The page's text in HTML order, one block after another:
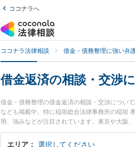
ココナラへ
ココナラ法律相談 借金・債務整理に強い弁
借金返済の相談・交渉
借金・債務整理の借金返済の相談・交渉につい
なども掲載中。特に稲垣総合法律事務所の稲垣
用、強みなどが注目されています。東京や大阪
ちの方は是非ご利用ください。『東京都内で土
績豊富な大阪の弁護士を検索したい』『初回相
エリア 選択してください